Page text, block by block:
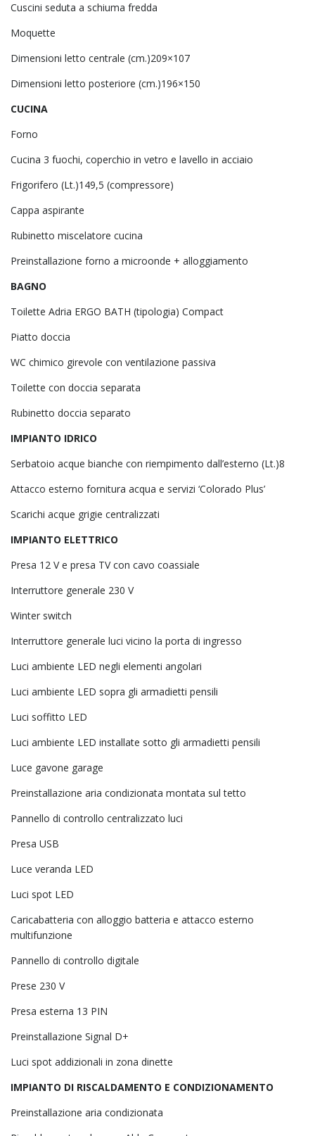
Cuscini seduta a schiuma fredda
Moquette
Dimensioni letto centrale (cm.)209×107
Dimensioni letto posteriore (cm.)196×150
CUCINA
Forno
Cucina 3 fuochi, coperchio in vetro e lavello in acciaio
Frigorifero (Lt.)149,5 (compressore)
Cappa aspirante
Rubinetto miscelatore cucina
Preinstallazione forno a microonde + alloggiamento
BAGNO
Toilette Adria ERGO BATH (tipologia) Compact
Piatto doccia
WC chimico girevole con ventilazione passiva
Toilette con doccia separata
Rubinetto doccia separato
IMPIANTO IDRICO
Serbatoio acque bianche con riempimento dall’esterno (Lt.)8
Attacco esterno fornitura acqua e servizi ‘Colorado Plus’
Scarichi acque grigie centralizzati
IMPIANTO ELETTRICO
Presa 12 V e presa TV con cavo coassiale
Interruttore generale 230 V
Winter switch
Interruttore generale luci vicino la porta di ingresso
Luci ambiente LED negli elementi angolari
Luci ambiente LED sopra gli armadietti pensili
Luci soffitto LED
Luci ambiente LED installate sotto gli armadietti pensili
Luce gavone garage
Preinstallazione aria condizionata montata sul tetto
Pannello di controllo centralizzato luci
Presa USB
Luce veranda LED
Luci spot LED
Caricabatteria con alloggio batteria e attacco esterno
multifunzione
Pannello di controllo digitale
Prese 230 V
Presa esterna 13 PIN
Preinstallazione Signal D+
Luci spot addizionali in zona dinette
IMPIANTO DI RISCALDAMENTO E CONDIZIONAMENTO
Preinstallazione aria condizionata